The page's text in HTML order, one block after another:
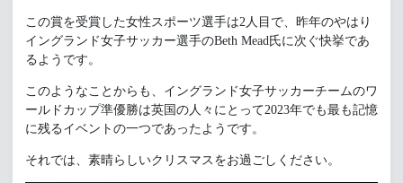
この賞を受賞した女性スポーツ選手は2人目で、昨年のやはり
イングランド女子サッカー選手のBeth Mead氏に次ぐ快挙であ
るようです。
このようなことからも、イングランド女子サッカーチームのワ
ールドカップ準優勝は英国の人々にとって2023年でも最も記憶
に残るイベントの一つであったようです。
それでは、素晴らしいクリスマスをお過ごしください。